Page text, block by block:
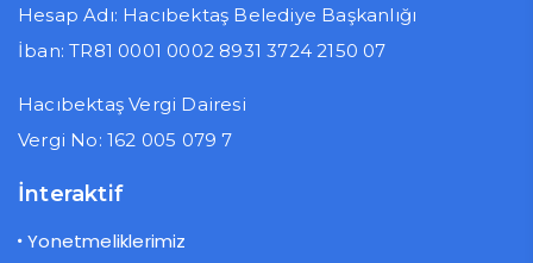
Hesap Adı: Hacıbektaş Belediye Başkanlığı
İban: TR81 0001 0002 8931 3724 2150 07
Hacıbektaş Vergi Dairesi
Vergi No: 162 005 079 7
İnteraktif
Yonetmeliklerimiz